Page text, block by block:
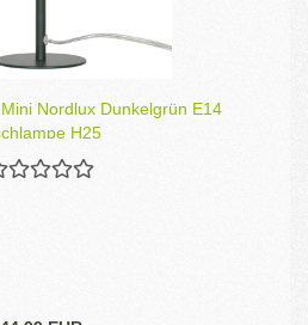
Nordlux Dunkelgrün E14
H25